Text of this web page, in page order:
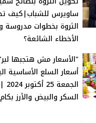
ساويرس للشباب|كيف
الثروة بخطوات مدروسة
الأخطاء الشائعة؟
"الأسعار مش هتجبها
أسعار السلع الأساسية
الجمعة 25 أكتوبر 2024 |
السكر والبيض والأرز